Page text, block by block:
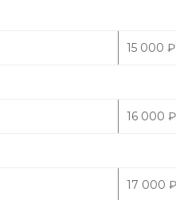
15 000 ₽
16 000 ₽
17 000 ₽